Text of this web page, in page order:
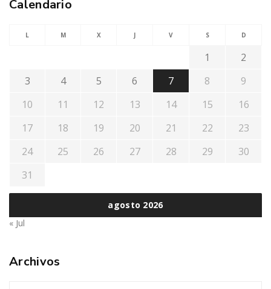
Calendario
agosto 2026
L M X J V S D
1
2
3
4 5 6 7 8
9
10
11 12 13 14 15
16
17
18 19 20 21 22
23
24
25 26 27 28 29
30
31
« Jul
Archivos